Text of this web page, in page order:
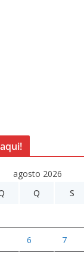
agosto 2026
Q S
6 7